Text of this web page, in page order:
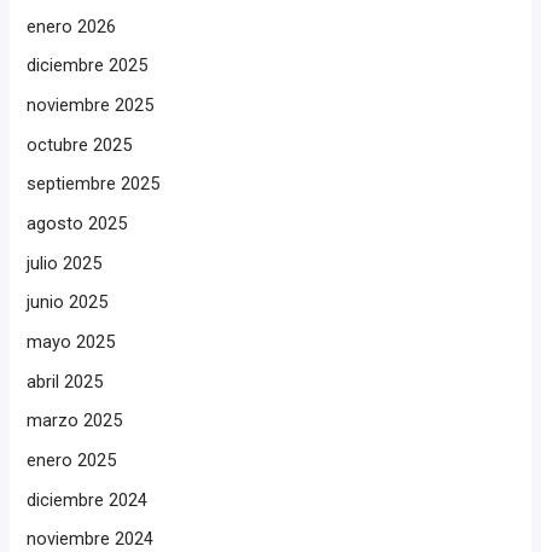
enero 2026
diciembre 2025
noviembre 2025
octubre 2025
septiembre 2025
agosto 2025
julio 2025
junio 2025
mayo 2025
abril 2025
marzo 2025
enero 2025
diciembre 2024
noviembre 2024